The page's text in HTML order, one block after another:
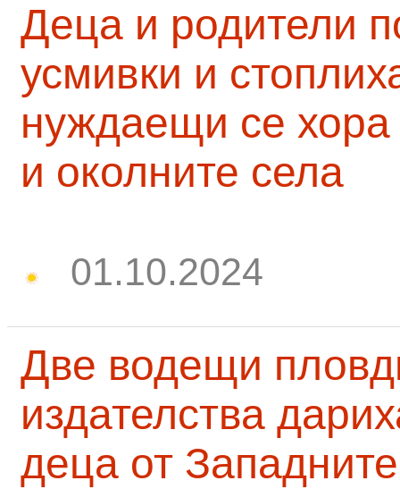
Деца и родители
усмивки и
нуждаещи се
и околните села
01.10.2024
Две водещи
издателства
деца от